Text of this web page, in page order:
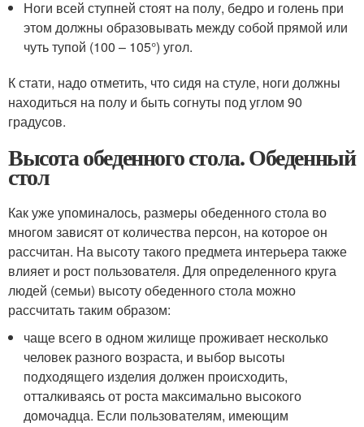
Ноги всей ступней стоят на полу, бедро и голень при
этом должны образовывать между собой прямой или
чуть тупой (100 – 105°) угол.
К стати, надо отметить, что сидя на стуле, ноги должны
находиться на полу и быть согнуты под углом 90
градусов.
Высота обеденного стола. Обеденный
стол
Как уже упоминалось, размеры обеденного стола во
многом зависят от количества персон, на которое он
рассчитан. На высоту такого предмета интерьера также
влияет и рост пользователя. Для определенного круга
людей (семьи) высоту обеденного стола можно
рассчитать таким образом:
чаще всего в одном жилище проживает несколько
человек разного возраста, и выбор высоты
подходящего изделия должен происходить,
отталкиваясь от роста максимально высокого
домочадца. Если пользователям, имеющим